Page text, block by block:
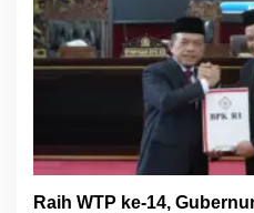
Raih WTP ke-14,